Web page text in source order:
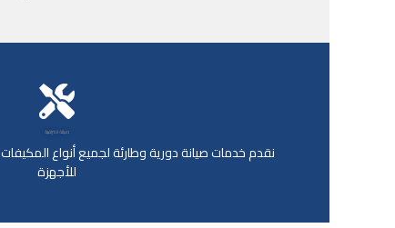
صيانة احترافية
نقدم خدمات صيانة دورية وطارئة لجميع أنواع
للأجهزة